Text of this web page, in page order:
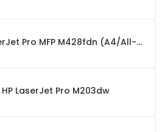
Impressora HP LaserJet Pro MFP M428fdn (A4/All-in-One/Network)
LaserJet Pro M203dw